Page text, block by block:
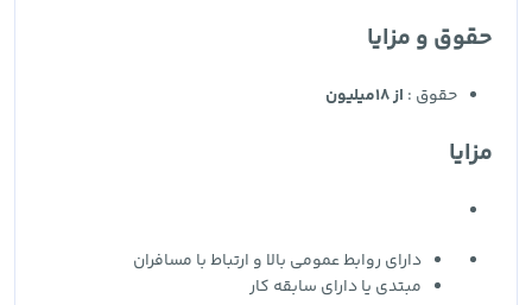
حقوق و مزایا
حقوق : از 18میلیون
مزایا
دارای روابط عمومی بالا و ارتباط با مسافران
مبتدی یا دارای سابقه کار